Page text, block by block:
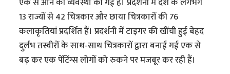
13 राज्यों से 42 चित्रकार और छाया चित्रकारों की 76
कलाकृतियां प्रदर्शित हैं। प्रदर्शनी में टाइगर की खींची हुई बेहद
दुर्लभ तस्वीरों के साथ-साथ चित्रकारों द्वारा बनाई गई एक से
बढ़ कर एक पेंटिंग्स लोगों को रुकने पर मजबूर कर रही हैं।